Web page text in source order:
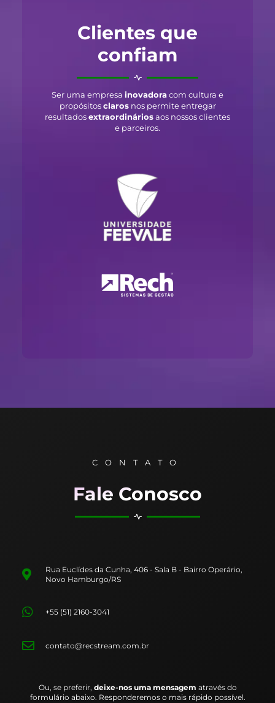
Clientes que
confiam
Ser uma empresa inovadoracom cultura e
propósitosclarosnos permite entregar
resultadosextraordináriosaos nossos clientes
e parceiros.
CONTATO
Fale Conosco
Rua Euclídes da Cunha, 406 - Sala B - Bairro Operário,
Novo Hamburgo/RS
+55 (51) 2160-3041
contato@recstream.com.br
Ou, se preferir, deixe-nos uma mensagem através do
formulário abaixo. Responderemos o mais rápido possível.